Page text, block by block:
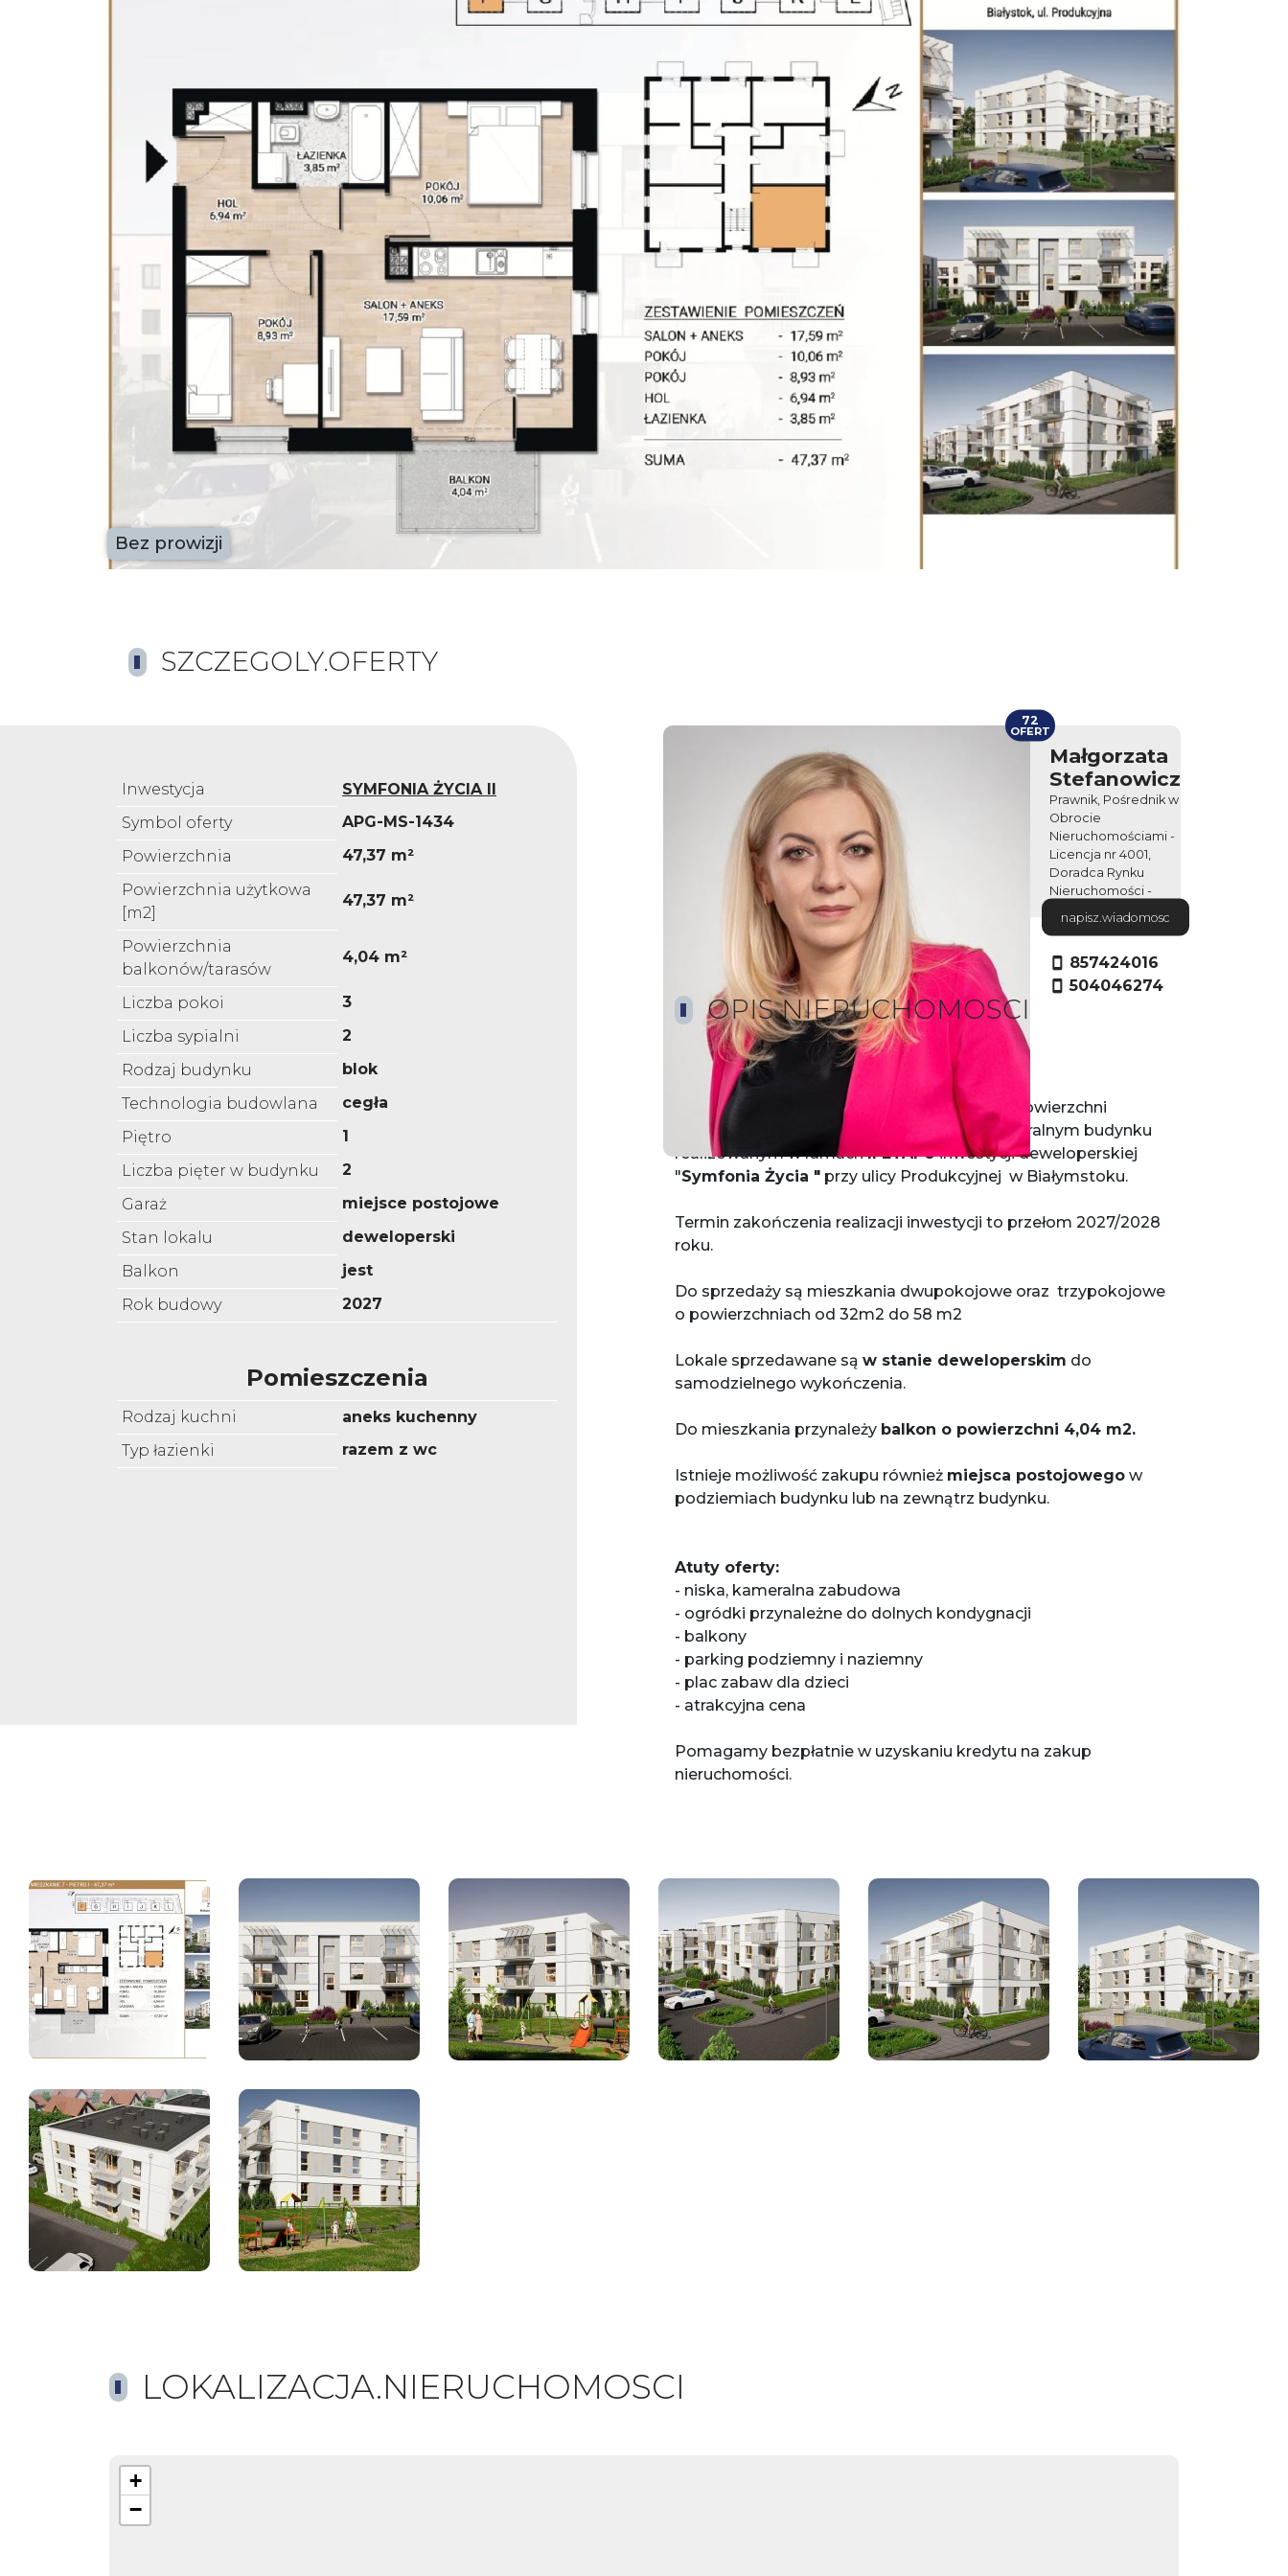
Bez prowizji
SZCZEGOLY.OFERTY
Inwestycja
SYMFONIA ŻYCIA II
Symbol oferty
APG-MS-1434
Powierzchnia
47,37 m²
Powierzchnia użytkowa
[m2]
47,37 m²
Powierzchnia
balkonów/tarasów
4,04 m²
Liczba pokoi
3
Liczba sypialni
2
Rodzaj budynku
blok
Technologia budowlana
cegła
Piętro
1
Liczba pięter w budynku
2
Garaż
miejsce postojowe
Stan lokalu
deweloperski
Balkon
jest
Rok budowy
2027
Pomieszczenia
Rodzaj kuchni
aneks kuchenny
Typ łazienki
razem z wc
Małgorzata
Stefanowicz
Prawnik, Pośrednik w
Obrocie
Nieruchomościami -
Licencja nr 4001,
Doradca Rynku
Nieruchomości -
Certyfikat nr 250
licencja: 4001
857424016
504046274
napisz.wiadomosc
72
OFERT
OPIS.NIERUCHOMOSCI
Oferujemy mieszkanie 3- pokojowe nr 7o powierzchni
47,37
zlokalizowane na I piętrzew kameralnym budynku
realizowanym w ramachII ETAPUinwestycji deweloperskiej
"Symfonia Życia " przy ulicy Produkcyjnej w Białymstoku.
Termin zakończenia realizacji inwestycji to przełom 2027/2028
roku.
Do sprzedaży są mieszkania dwupokojowe oraz trzypokojowe
o powierzchniach od 32m2 do 58 m2
Lokale sprzedawane są w stanie deweloperskim do
samodzielnego wykończenia.
Do mieszkania przynależy balkon o powierzchni 4,04 m2.
Istnieje możliwość zakupu również miejsca postojowego w
podziemiach budynku lub na zewnątrz budynku.
Atuty oferty:
- niska, kameralna zabudowa
- ogródki przynależne do dolnych kondygnacji
- balkony
- parking podziemny i naziemny
- plac zabaw dla dzieci
- atrakcyjna cena
Pomagamy bezpłatnie w uzyskaniu kredytu na zakup
nieruchomości.
LOKALIZACJA.NIERUCHOMOSCI
+
−